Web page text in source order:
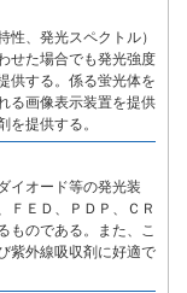
、発光スペクトル）
せた場合でも発光強度
供する。係る蛍光体を
る画像表示装置を提供
提供する。
イオード等の発光装
ＦＥＤ、ＰＤＰ、ＣＲ
ものである。また、こ
紫外線吸収剤に好適で